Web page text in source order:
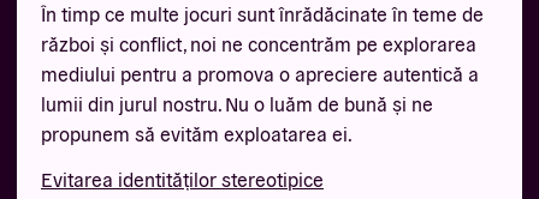
În timp ce multe jocuri sunt înrădăcinate în teme de
război și conflict, noi ne concentrăm pe explorarea
mediului pentru a promova o apreciere autentică a
lumii din jurul nostru. Nu o luăm de bună și ne
propunem să evităm exploatarea ei.
Evitarea identităților stereotipice